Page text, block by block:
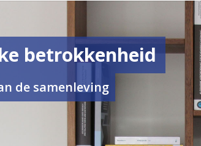
betrokkenheid
de samenleving